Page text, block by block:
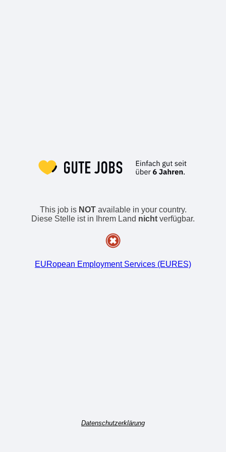
This job is NOTavailable in your country.
Diese Stelle ist in Ihrem Land nicht verfügbar.
EURopean Employment Services (EURES)
Datenschutzerklärung